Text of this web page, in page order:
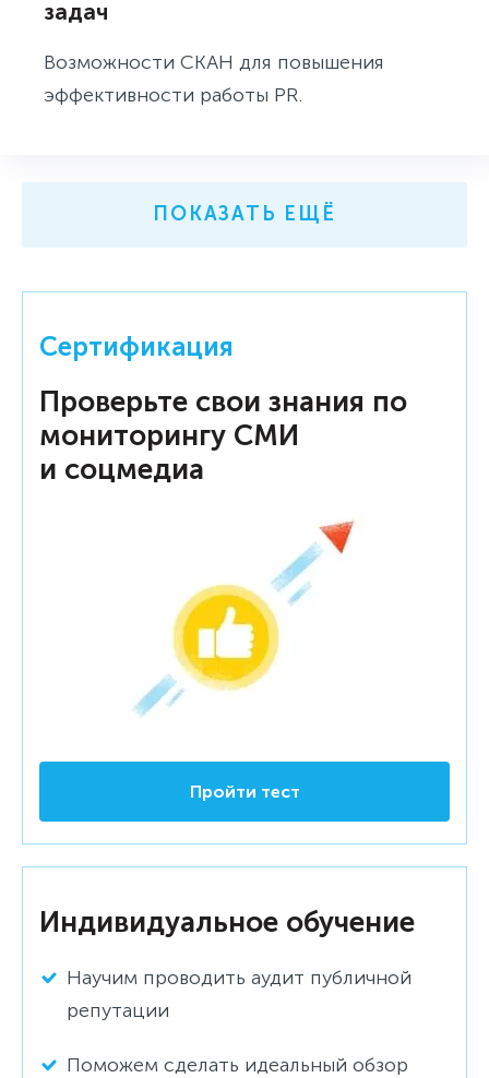
задач
Возможности СКАН для повышения
эффективности работы PR.
ПОКАЗАТЬ ЕЩЁ
Сертификация
Проверьте свои знания по
мониторингу СМИ
и соцмедиа
Пройти тест
Индивидуальное обучение
Научим проводить аудит публичной
репутации
Поможем сделать идеальный обзор